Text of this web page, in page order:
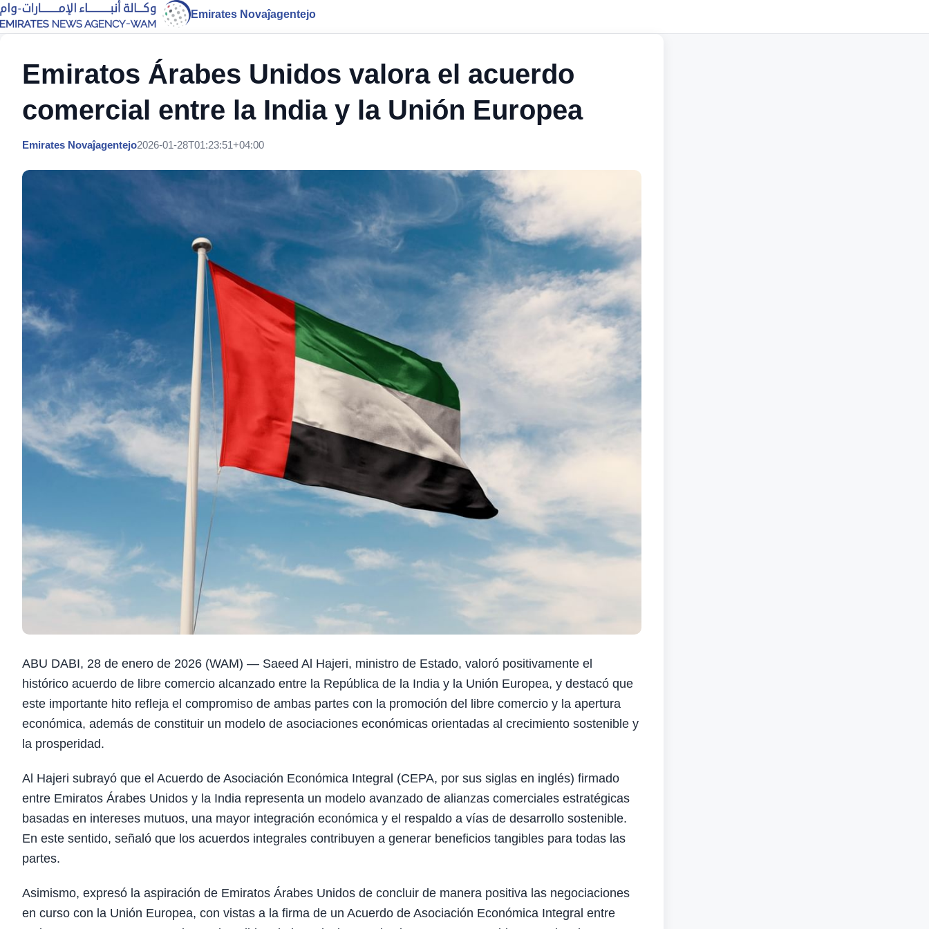
Emirates Novaĵagentejo
Emiratos Árabes Unidos valora el acuerdo
comercial entre la India y la Unión Europea
Emirates Novaĵagentejo2026-01-28T01:23:51+04:00
ABU DABI, 28 de enero de 2026 (WAM) — Saeed Al Hajeri, ministro de Estado, valoró positivamente el
histórico acuerdo de libre comercio alcanzado entre la República de la India y la Unión Europea, y destacó que
este importante hito refleja el compromiso de ambas partes con la promoción del libre comercio y la apertura
económica, además de constituir un modelo de asociaciones económicas orientadas al crecimiento sostenible y
la prosperidad.
Al Hajeri subrayó que el Acuerdo de Asociación Económica Integral (CEPA, por sus siglas en inglés) firmado
entre Emiratos Árabes Unidos y la India representa un modelo avanzado de alianzas comerciales estratégicas
basadas en intereses mutuos, una mayor integración económica y el respaldo a vías de desarrollo sostenible.
En este sentido, señaló que los acuerdos integrales contribuyen a generar beneficios tangibles para todas las
partes.
Asimismo, expresó la aspiración de Emiratos Árabes Unidos de concluir de manera positiva las negociaciones
en curso con la Unión Europea, con vistas a la firma de un Acuerdo de Asociación Económica Integral entre